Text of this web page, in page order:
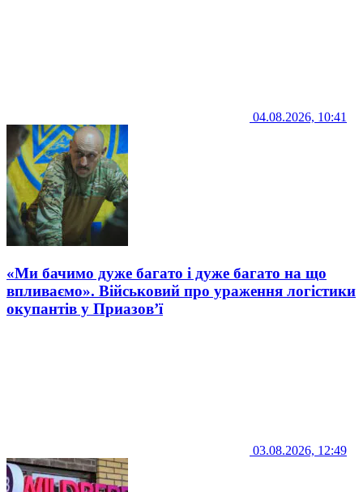
04.08.2026, 10:41
«Ми бачимо дуже багато і дуже багато на що
впливаємо». Військовий про ураження логістики
окупантів у Приазов’ї
03.08.2026, 12:49